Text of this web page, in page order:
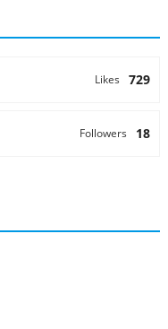
729
Likes
18
Followers